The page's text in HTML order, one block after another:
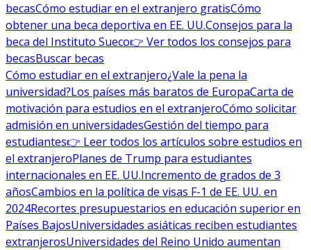
becasCómo estudiar en el extranjero gratisCómo
obtener una beca deportiva en EE. UU.Consejos para la
beca del Instituto Sueco👉 Ver todos los consejos para
becasBuscar becas
Cómo estudiar en el extranjero¿Vale la pena la
universidad?Los países más baratos de EuropaCarta de
motivación para estudios en el extranjeroCómo solicitar
admisión en universidadesGestión del tiempo para
estudiantes👉 Leer todos los artículos sobre estudios en
el extranjeroPlanes de Trump para estudiantes
internacionales en EE. UU.Incremento de grados de 3
añosCambios en la política de visas F-1 de EE. UU. en
2024Recortes presupuestarios en educación superior en
Países BajosUniversidades asiáticas reciben estudiantes
extranjerosUniversidades del Reino Unido aumentan